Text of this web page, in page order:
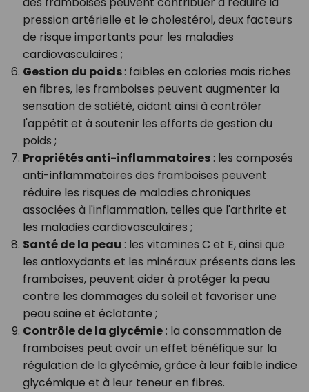
pression artérielle et le cholestérol, deux facteurs
de risque importants pour les maladies
cardiovasculaires ;
Gestion du poids: faibles en calories mais riches
en fibres, les framboises peuvent augmenter la
sensation de satiété, aidant ainsi à contrôler
l'appétit et à soutenir les efforts de gestion du
poids ;
Propriétés anti-inflammatoires: les composés
anti-inflammatoires des framboises peuvent
réduire les risques de maladies chroniques
associées à l'inflammation, telles que l'arthrite et
les maladies cardiovasculaires ;
Santé de la peau : les vitamines C et E, ainsi que
les antioxydants et les minéraux présents dans les
framboises, peuvent aider à protéger la peau
contre les dommages du soleil et favoriser une
peau saine et éclatante ;
Contrôle de la glycémie: la consommation de
framboises peut avoir un effet bénéfique sur la
régulation de la glycémie, grâce à leur faible indice
glycémique et à leur teneur en fibres.